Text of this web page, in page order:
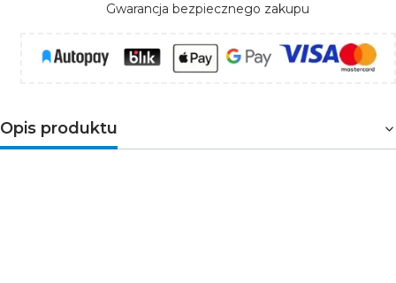
Gwarancja bezpiecznego zakupu
Opis produktu